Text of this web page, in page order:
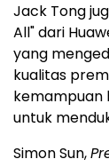
Jack Tong
All" dari
yang
kualitas
kemampuan
untuk
Simon Sun,